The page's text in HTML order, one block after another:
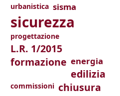
urbanistica sisma
sicurezza
progettazione
L.R. 1/2015
formazione energia
edilizia
commissioni chiusura